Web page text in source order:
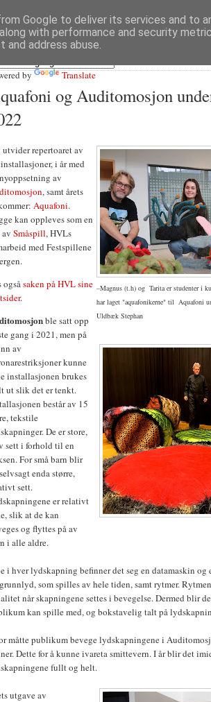
by Translate
og Auditomosjon
–Magnus (t.h) og Tarita er studenter i
har laget "aquafonikerne" til Aquafoni
Uldbæk Stephan
utvider repertoaret av
i år med
av
, samt årets
Aquafoni.
kan oppleves som en
Småspill, HVLs
med Festspillene
ogsåsaken på HVL sine
.
ble satt opp
gang i 2021, men på
av
kunne
installasjonen brukes
ut slik det er tenkt.
består av 15
tekstile
De er store,
sett i forhold til en
For små barn blir
enda større,
sett.
er relativt
slik at de kan
og flyttes på av
i alle aldre.
i hver lydskapning befinner det seg en datamaskin og
som spilles av hele tiden, samt rytmer.
når skapningene settes i bevegelse. Dermed blir
kan spille med, og bokstavelig talt på
måtte publikum bevege lydskapningene i
Dette for å kunne ivareta smittevern. I år blir det
fullt og helt.
utgave av
Google to deliver its services and to
with performance and security
address abuse.